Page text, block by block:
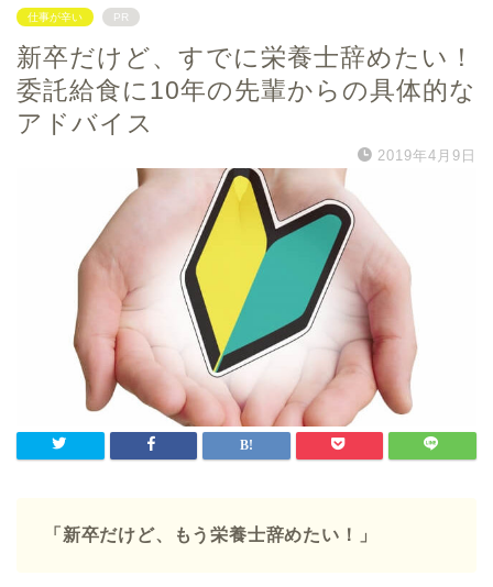
仕事が辛い PR
新卒だけど、すでに栄養士辞めたい！
委託給食に10年の先輩からの具体的な
アドバイス
2019年4月9日
「新卒だけど、もう栄養士辞めたい！」